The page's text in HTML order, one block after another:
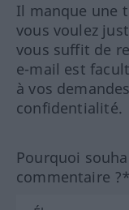
Il manque une
vous voulez
vous suffit de
e-mail est
à vos
confidentialité.
Pourquoi
commentaire ?*